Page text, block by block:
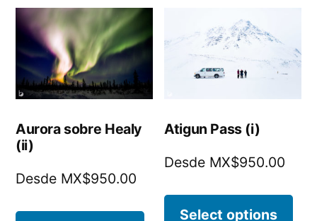
Aurora sobre Healy
(ii)
Desde MX$950.00
Atigun Pass (i)
Desde MX$950.00
Select options